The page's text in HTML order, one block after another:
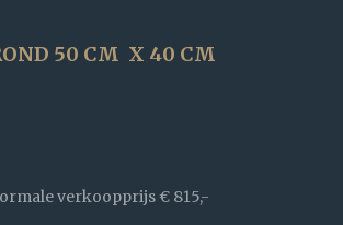
50 CM X 40 CM
verkoopprijs€ 815,-